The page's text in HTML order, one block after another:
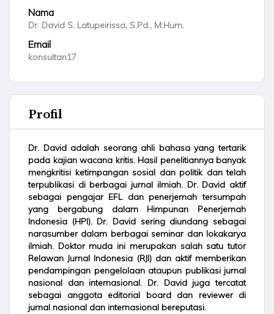
Nama
Dr. David S. Latupeirissa, S.Pd., M.Hum.
Email
konsultan17
Profil
Dr. David adalah seorang ahli bahasa yang tertarik
pada kajian wacana kritis. Hasil penelitiannya banyak
mengkritisi ketimpangan sosial dan politik dan telah
terpublikasi di berbagai jurnal ilmiah. Dr. David aktif
sebagai pengajar EFL dan penerjemah tersumpah
yang bergabung dalam Himpunan Penerjemah
Indonesia (HPI). Dr. David sering diundang sebagai
narasumber dalam berbagai seminar dan lokakarya
ilmiah. Doktor muda ini merupakan salah satu tutor
Relawan Jurnal Indonesia (RJI) dan aktif memberikan
pendampingan pengelolaan ataupun publikasi jurnal
nasional dan internasional. Dr. David juga tercatat
sebagai anggota editorial board dan reviewer di
jurnal nasional dan internasional bereputasi.